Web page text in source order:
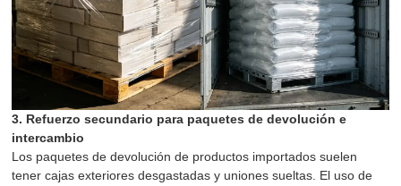
3. Refuerzo secundario para paquetes de devolución e
intercambio
Los paquetes de devolución de productos importados suelen
tener cajas exteriores desgastadas y uniones sueltas. El uso de